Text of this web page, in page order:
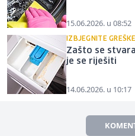
15.06.2026. u 08:52
IZBJEGNITE GREŠKE
Zašto se
je se riješiti
14.06.2026. u 10:17